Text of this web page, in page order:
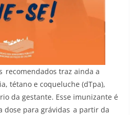
recomendados traz ainda a
tétano e coqueluche (dTpa),
da gestante. Esse imunizante é
dose para grávidas a partir da